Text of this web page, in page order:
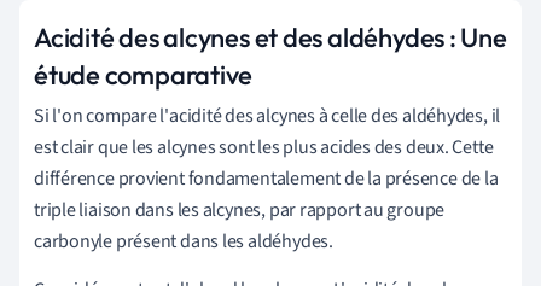
Acidité des alcynes et des aldéhydes : Une
étude comparative
Si l'on compare l'acidité des alcynes à celle des aldéhydes, il
est clair que les alcynes sont les plus acides des deux. Cette
différence provient fondamentalement de la présence de la
triple liaison dans les alcynes, par rapport au groupe
carbonyle présent dans les aldéhydes.